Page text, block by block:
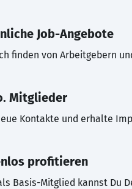
Job-Angebote
finden von Arbeitgebern
Mitglieder
Kontakte und erhalte
profitieren
Basis-Mitglied kannst Du